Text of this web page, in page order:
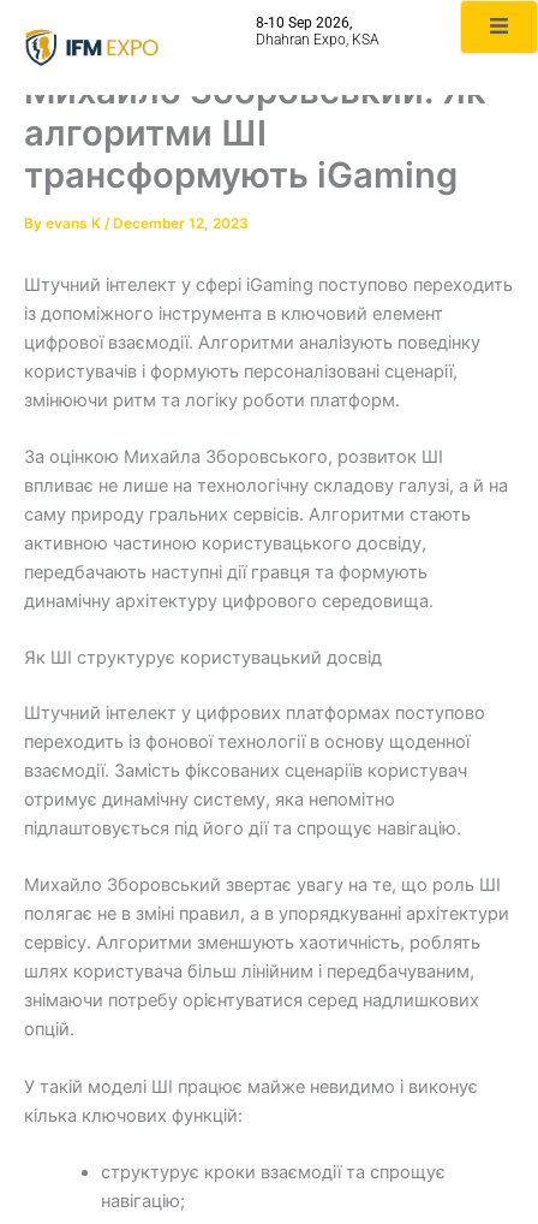
content
8-10 Sep 2026,
Dhahran Expo, KSA
Михайло Зборовський: Як
алгоритми ШІ
трансформують iGaming
By evans K / December 12, 2023
Штучний інтелект у сфері iGaming поступово переходить
із допоміжного інструмента в ключовий елемент
цифрової взаємодії. Алгоритми аналізують поведінку
користувачів і формують персоналізовані сценарії,
змінюючи ритм та логіку роботи платформ.
За оцінкою Михайла Зборовського, розвиток ШІ
впливає не лише на технологічну складову галузі, а й на
саму природу гральних сервісів. Алгоритми стають
активною частиною користувацького досвіду,
передбачають наступні дії гравця та формують
динамічну архітектуру цифрового середовища.
Як ШІ структурує користувацький досвід
Штучний інтелект у цифрових платформах поступово
переходить із фонової технології в основу щоденної
взаємодії. Замість фіксованих сценаріїв користувач
отримує динамічну систему, яка непомітно
підлаштовується під його дії та спрощує навігацію.
Михайло Зборовський звертає увагу на те, що роль ШІ
полягає не в зміні правил, а в упорядкуванні архітектури
сервісу. Алгоритми зменшують хаотичність, роблять
шлях користувача більш лінійним і передбачуваним,
знімаючи потребу орієнтуватися серед надлишкових
опцій.
У такій моделі ШІ працює майже невидимо і виконує
кілька ключових функцій:
структурує кроки взаємодії та спрощує
навігацію;